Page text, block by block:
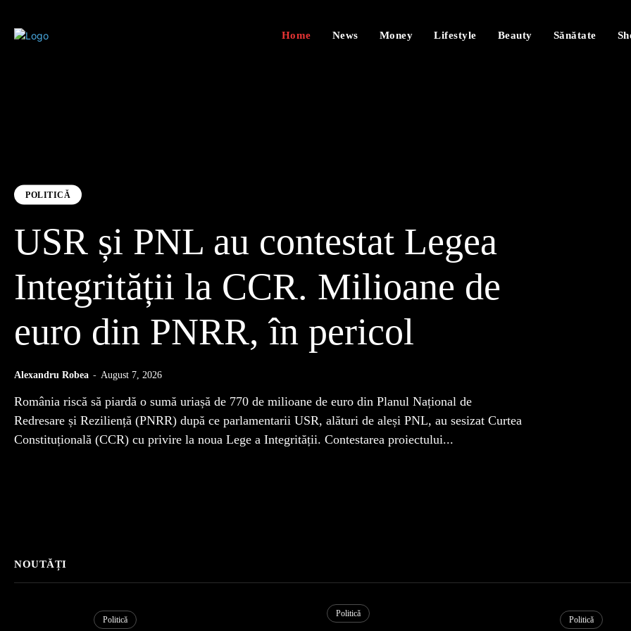
Home News Money Lifestyle Beauty Sănătate
POLITICĂ
USR și PNL au contestat Legea
Integrității la CCR. Milioane de
euro din PNRR, în pericol
Alexandru Robea - August 7, 2026
România riscă să piardă o sumă uriașă de 770 de milioane de euro din Planul Național de
Redresare și Reziliență (PNRR) după ce parlamentarii USR, alături de aleși PNL, au sesizat Curtea
Constituțională (CCR) cu privire la noua Lege a Integrității. Contestarea proiectului...
NOUTĂȚI
Politică
Politică
Politică